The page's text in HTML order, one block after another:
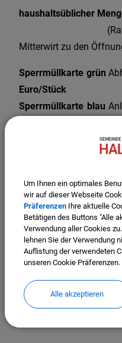
haushaltsüblicher
(Rathaus
Mitterwirt zu den
Sperrmüllkarte grün
Euro/Stück
Sperrmüllkarte blau
(erhältlich im
Individueller
zum anzeigen und
Kennen Sie schon die
Altötting? Lassen
Smartphone an die
Um Ihnen ein optimales
wir auf dieser Webseite
Präferenzen Ihre aktuelle
Betätigen des Buttons "Alle
Verwendung aller Cookies
lehnen Sie der Verwendung
Auflistung der verwendeten
unseren Cookie Präferenzen.
Alle akzeptieren